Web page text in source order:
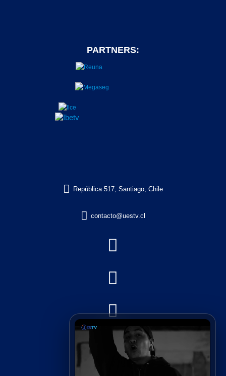
PARTNERS:
 República 517, Santiago, Chile
 contacto@uestv.cl



